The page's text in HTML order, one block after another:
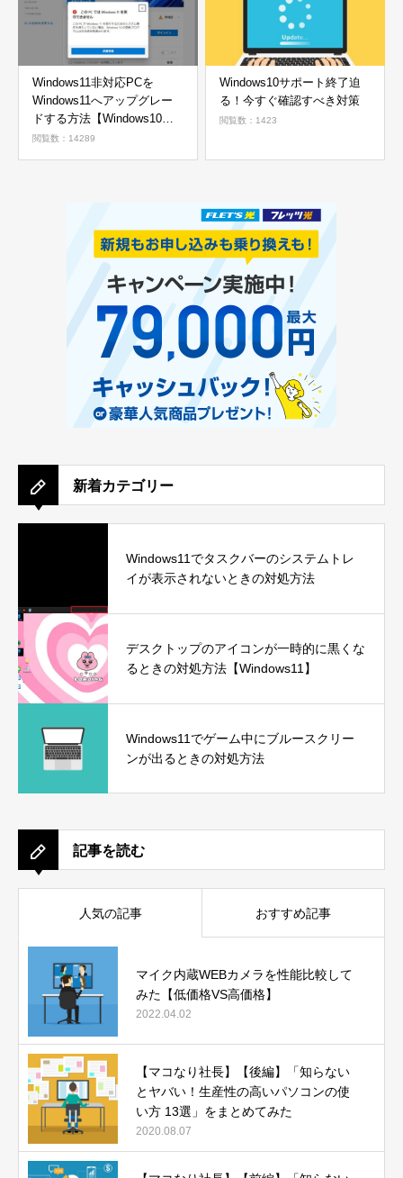
Windows11非対応PCを
Windows11へアップグレー
ドする方法【Windows10か
ら11へ】
閲覧数：14289
Windows10サポート終了迫
る！今すぐ確認すべき対策
閲覧数：1423
新着カテゴリー
Windows11でタスクバーのシステムトレ
イが表示されないときの対処方法
デスクトップのアイコンが一時的に黒くな
るときの対処方法【Windows11】
Windows11でゲーム中にブルースクリー
ンが出るときの対処方法
記事を読む
人気の記事 おすすめ記事
マイク内蔵WEBカメラを性能比較して
みた【低価格VS高価格】
2022.04.02
【マコなり社長】【後編】「知らない
とヤバい！生産性の高いパソコンの使
い方 13選」をまとめてみた
2020.08.07